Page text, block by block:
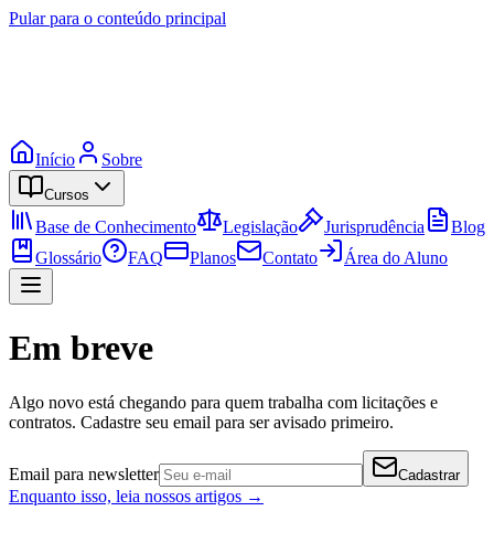
Pular para o conteúdo principal
Início Sobre
Cursos
Base de Conhecimento Legislação Jurisprudência
Blog
Glossário
FAQ Planos Contato Área do Aluno
Em breve
Algo novo está chegando para quem trabalha com licitações e
contratos. Cadastre seu email para ser avisado primeiro.
Email para newsletter Cadastrar
Enquanto isso, leia nossos artigos →